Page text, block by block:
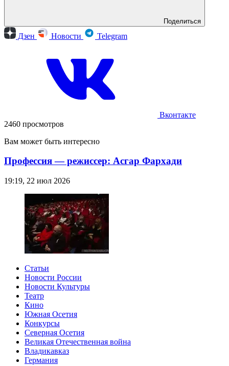
Поделиться
Дзен Новости Telegram
Вконтакте
2460 просмотров
Вам может быть интересно
Профессия — режиссер: Асгар Фархади
19:19, 22 июл 2026
Статьи
Новости России
Новости Культуры
Театр
Кино
Южная Осетия
Конкурсы
Северная Осетия
Великая Отечественная война
Владикавказ
Германия